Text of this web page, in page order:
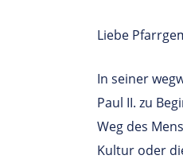
Liebe
In seiner
Paul II. zu
Weg des
Kultur oder